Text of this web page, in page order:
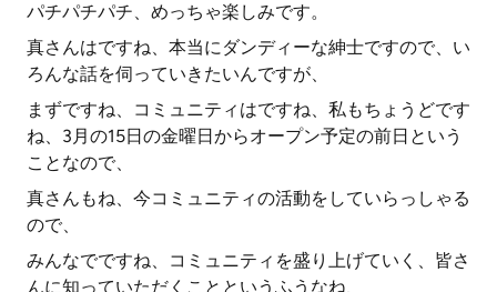
パチパチパチ、めっちゃ楽しみです。
真さんはですね、本当にダンディーな紳士ですので、い
ろんな話を伺っていきたいんですが、
まずですね、コミュニティはですね、私もちょうどです
ね、3月の15日の金曜日からオープン予定の前日という
ことなので、
真さんもね、今コミュニティの活動をしていらっしゃる
ので、
みんなでですね、コミュニティを盛り上げていく、皆さ
んに知っていただくことというふうなね、